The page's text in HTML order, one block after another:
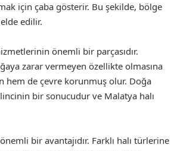
için çaba gösterir. Bu şekilde, bölge
edilir.
önemli bir parçasıdır.
zarar vermeyen özellikte olmasına
hem de çevre korunmuş olur. Doğa
bir sonucudur ve Malatya halı
bir avantajıdır. Farklı halı türlerine